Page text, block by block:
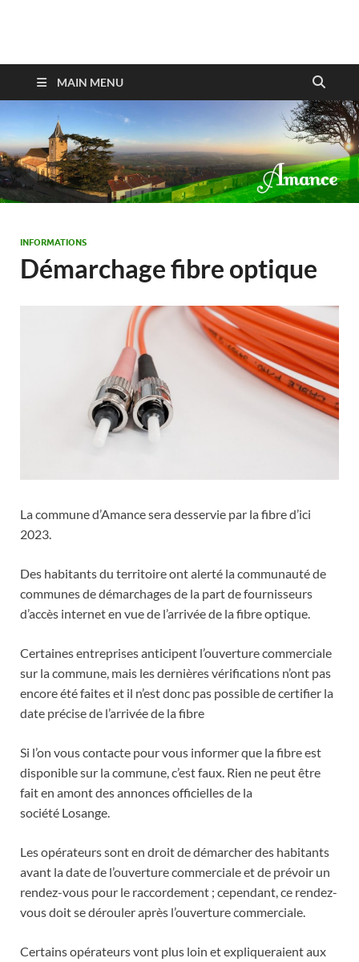
Amance
MAIN MENU
INFORMATIONS
Démarchage fibre optique
La commune d’Amance sera desservie par la fibre d’ici
2023.
Des habitants du territoire ont alerté la communauté de
communes de démarchages de la part de fournisseurs
d’accès internet en vue de l’arrivée de la fibre optique.
Certaines entreprises anticipent l’ouverture commerciale
sur la commune, mais les dernières vérifications n’ont pas
encore été faites et il n’est donc pas possible de certifier la
date précise de l’arrivée de la fibre
Si l’on vous contacte pour vous informer que la fibre est
disponible sur la commune, c’est faux. Rien ne peut être
fait en amont des annonces officielles de la
société Losange.
Les opérateurs sont en droit de démarcher des habitants
avant la date de l’ouverture commerciale et de prévoir un
rendez-vous pour le raccordement ; cependant, ce rendez-
vous doit se dérouler après l’ouverture commerciale.
Certains opérateurs vont plus loin et expliqueraient aux